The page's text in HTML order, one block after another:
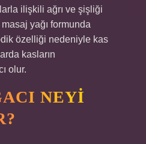
ilişkili ağrı ve şişliği
yağı formunda
özelliği nedeniyle kas
kasların
olur.
NEYI